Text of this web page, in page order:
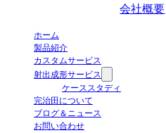
会社概要
ホーム
製品紹介
カスタムサービス
射出成形サービス
ケーススタディ
完治田について
ブログ＆ニュース
お問い合わせ